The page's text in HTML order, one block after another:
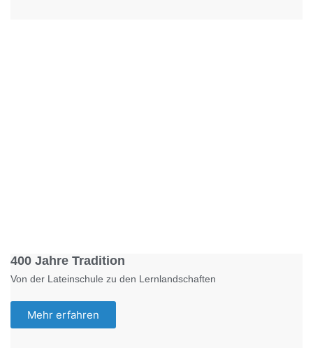
400 Jahre Tradition
Von der Lateinschule zu den Lernlandschaften
Mehr erfahren